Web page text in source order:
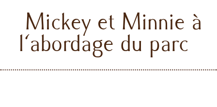
Mickey et Minnie à
l'abordage du parc